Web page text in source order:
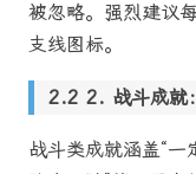
被忽略。强烈建议
支线图标。
2. 战斗成就
战斗类成就涵盖“一